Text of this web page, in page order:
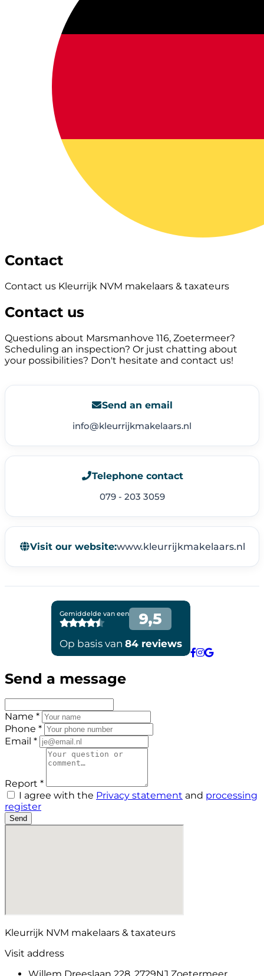
Contact
Contact us Kleurrijk NVM makelaars & taxateurs
Contact us
Questions about Marsmanhove 116, Zoetermeer?
Scheduling an inspection? Or just chatting about
your possibilities? Don't hesitate and contact us!
Send an email
info@kleurrijkmakelaars.nl
Telephone contact
079 - 203 3059
Visit our website:www.kleurrijkmakelaars.nl
Send a message
Name *
Phone *
Email *
Report *
I agree with the Privacy statement and processing
register
Send
Kleurrijk NVM makelaars & taxateurs
Visit address